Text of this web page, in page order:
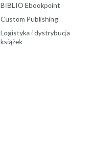
BIBLIO Ebookpoint
Custom Publishing
Logistyka i dystrybucja
książek